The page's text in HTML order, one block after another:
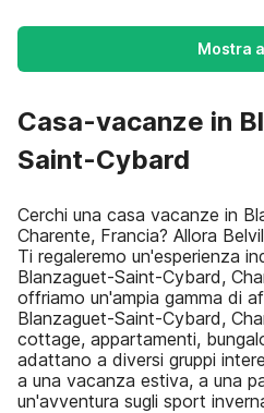
Mostra
Casa-vacanze in
Saint-Cybard
Cerchi una casa vacanze in
Charente, Francia? Allora
Ti regaleremo un'esperienza
Blanzaguet-Saint-Cybard,
offriamo un'ampia gamma di
Blanzaguet-Saint-Cybard,
cottage, appartamenti,
adattano a diversi gruppi
a una vacanza estiva, a una
un'avventura sugli sport